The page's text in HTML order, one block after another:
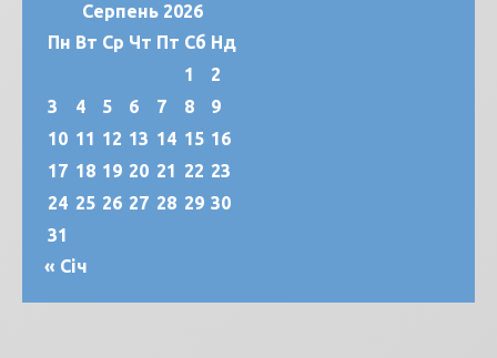
Серпень 2026
Пн Вт Ср Чт Пт Сб Нд
1
2
3
4 5 6 7 8
9
10 11 12 13 14 15 16
17 18 19 20 21 22 23
24 25 26 27 28 29 30
31
« Січ